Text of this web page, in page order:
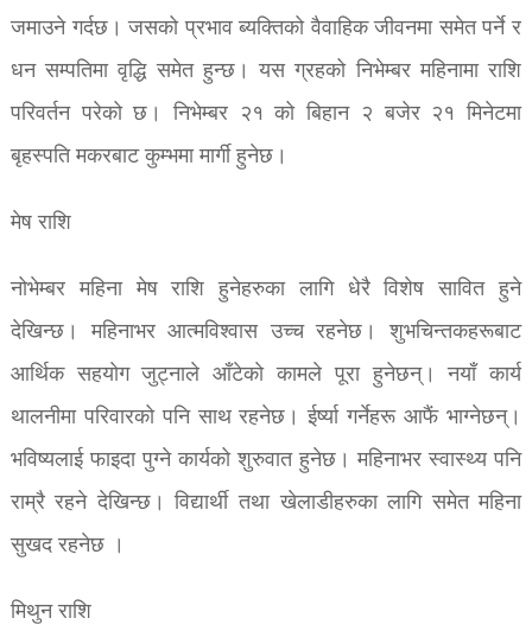
जमाउने गर्दछ। जसको प्रभाव ब्यक्तिको वैवाहिक जीवनमा समेत पर्ने र
धन सम्पतिमा वृद्धि समेत हुन्छ। यस ग्रहको निभेम्बर महिनामा राशि
परिवर्तन परेको छ। निभेम्बर २१ को बिहान २ बजेर २१ मिनेटमा
बृहस्पति मकरबाट कुम्भमा मार्गी हुनेछ।
मेष राशि
नोभेम्बर महिना मेष राशि हुनेहरुका लागि धेरै विशेष सावित हुने
देखिन्छ। महिनाभर आत्मविश्वास उच्च रहनेछ। शुभचिन्तकहरूबाट
आर्थिक सहयाेग जुट्नाले आँटेकाे कामले पूरा हुनेछन्। नयाँ कार्य
थालनीमा परिवारको पनि साथ रहनेछ। ईर्ष्या गर्नेहरू आफैं भाग्नेछन्।
भविष्यलाई फाइदा पुग्ने कार्यको शुरुवात हुनेछ। महिनाभर स्वास्थ्य पनि
राम्रै रहने देखिन्छ। विद्यार्थी तथा खेलाडीहरुका लागि समेत महिना
सुखद रहनेछ ।
मिथुन राशि